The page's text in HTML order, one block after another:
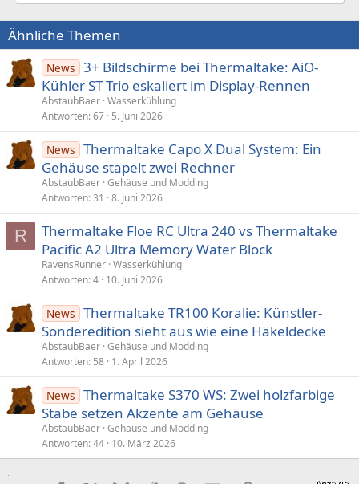
Ähnliche Themen
News 3+ Bildschirme bei Thermaltake: AiO-
Kühler ST Trio eskaliert im Display-Rennen
AbstaubBaer Wasserkühlung
Antworten 67 5. Juni 2026
News Thermaltake Capo X Dual System: Ein
Gehäuse stapelt zwei Rechner
AbstaubBaer Gehäuse und Modding
Antworten 31 8. Juni 2026
R
Thermaltake Floe RC Ultra 240 vs Thermaltake
Pacific A2 Ultra Memory Water Block
RavensRunner Wasserkühlung
Antworten 4 10. Juni 2026
News Thermaltake TR100 Koralie: Künstler-
Sonderedition sieht aus wie eine Häkeldecke
AbstaubBaer Gehäuse und Modding
Antworten 58 1. April 2026
News Thermaltake S370 WS: Zwei holzfarbige
Stäbe setzen Akzente am Gehäuse
AbstaubBaer Gehäuse und Modding
Antworten 44 10. März 2026